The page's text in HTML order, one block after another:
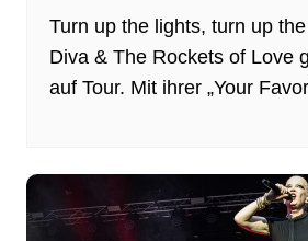
Turn up the lights, turn up
Diva & The Rockets of Love
auf Tour. Mit ihrer „Your